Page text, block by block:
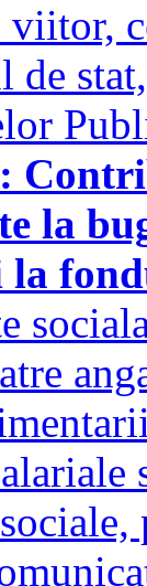
de
la
la